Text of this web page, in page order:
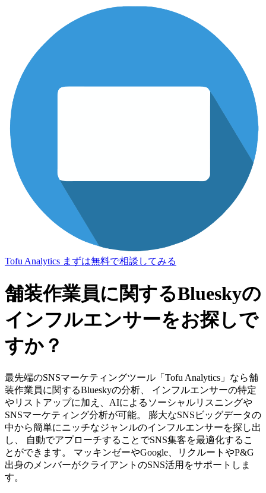
Tofu Analytics まずは無料で相談してみる
舗装作業員に関するBlueskyの
インフルエンサーをお探しで
すか？
最先端のSNSマーケティングツール「Tofu Analytics」なら舗
装作業員に関するBlueskyの分析、 インフルエンサーの特定
やリストアップに加え、AIによるソーシャルリスニングや
SNSマーケティング分析が可能。 膨大なSNSビッグデータの
中から簡単にニッチなジャンルのインフルエンサーを探し出
し、 自動でアプローチすることでSNS集客を最適化するこ
とができます。 マッキンゼーやGoogle、リクルートやP&G
出身のメンバーがクライアントのSNS活用をサポートしま
す。